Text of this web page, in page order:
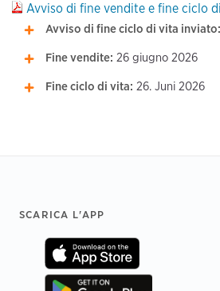
Avviso di fine vendite e fine ciclo
Avviso di fine ciclo di vita inviato:
Fine vendite: 26 giugno 2026
Fine ciclo di vita: 26. Juni 2026
Footer
SCARICA L'APP